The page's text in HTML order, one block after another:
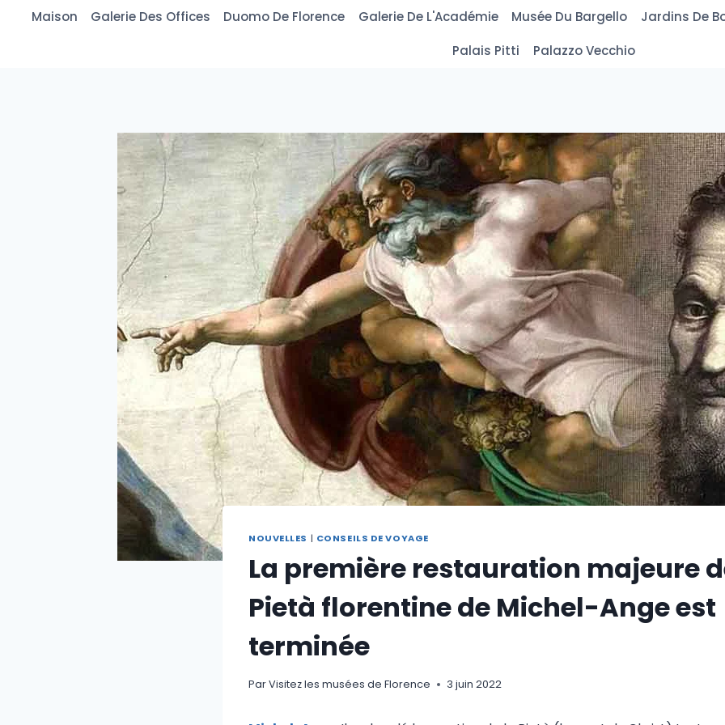
Maison Galerie Des Offices Duomo De Florence Galerie De L'Académie Musée Du Bargello
Jardins De
Palais Pitti
Palazzo Vecchio
NOUVELLES | CONSEILS DE VOYAGE
La première restauration majeure
Pietà florentine de Michel-Ange est
terminée
ParVisitez les musées de Florence 3 juin 2022